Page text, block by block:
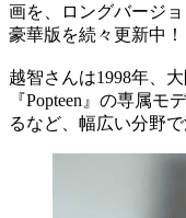
画を、ロングバージ
豪華版を続々更新中！
越智さんは1998年、
『Popteen』の専属
るなど、幅広い分野で